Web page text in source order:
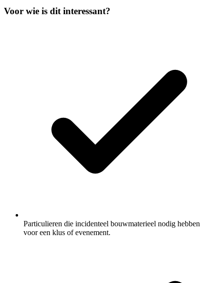
Voor wie is dit interessant?
Particulieren die incidenteel bouwmaterieel nodig hebben
voor een klus of evenement.